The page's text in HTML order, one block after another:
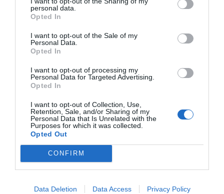
personal data.
Opted In
I want to opt-out of the Sale of my
Personal Data.
Opted In
I want to opt-out of processing my
Personal Data for Targeted Advertising.
Opted In
I want to opt-out of Collection, Use,
Retention, Sale, and/or Sharing of my
Personal Data that Is Unrelated with the
Purposes for which it was collected.
Opted Out
CONFIRM
Data Deletion Data Access Privacy Policy
ΔΗΜΟΦΙΛΕΣΤΕΡΑ ΗΜΕΡΑΣ
1
έπος που για 133 λεπτά σε κρατάει δικό της